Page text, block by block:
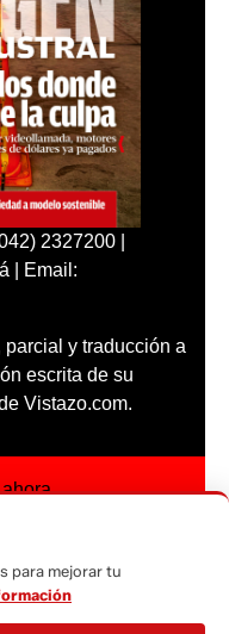
2327200 |
| Email:
y traducción a
escrita de su
Vistazo.com.
para mejorar tu